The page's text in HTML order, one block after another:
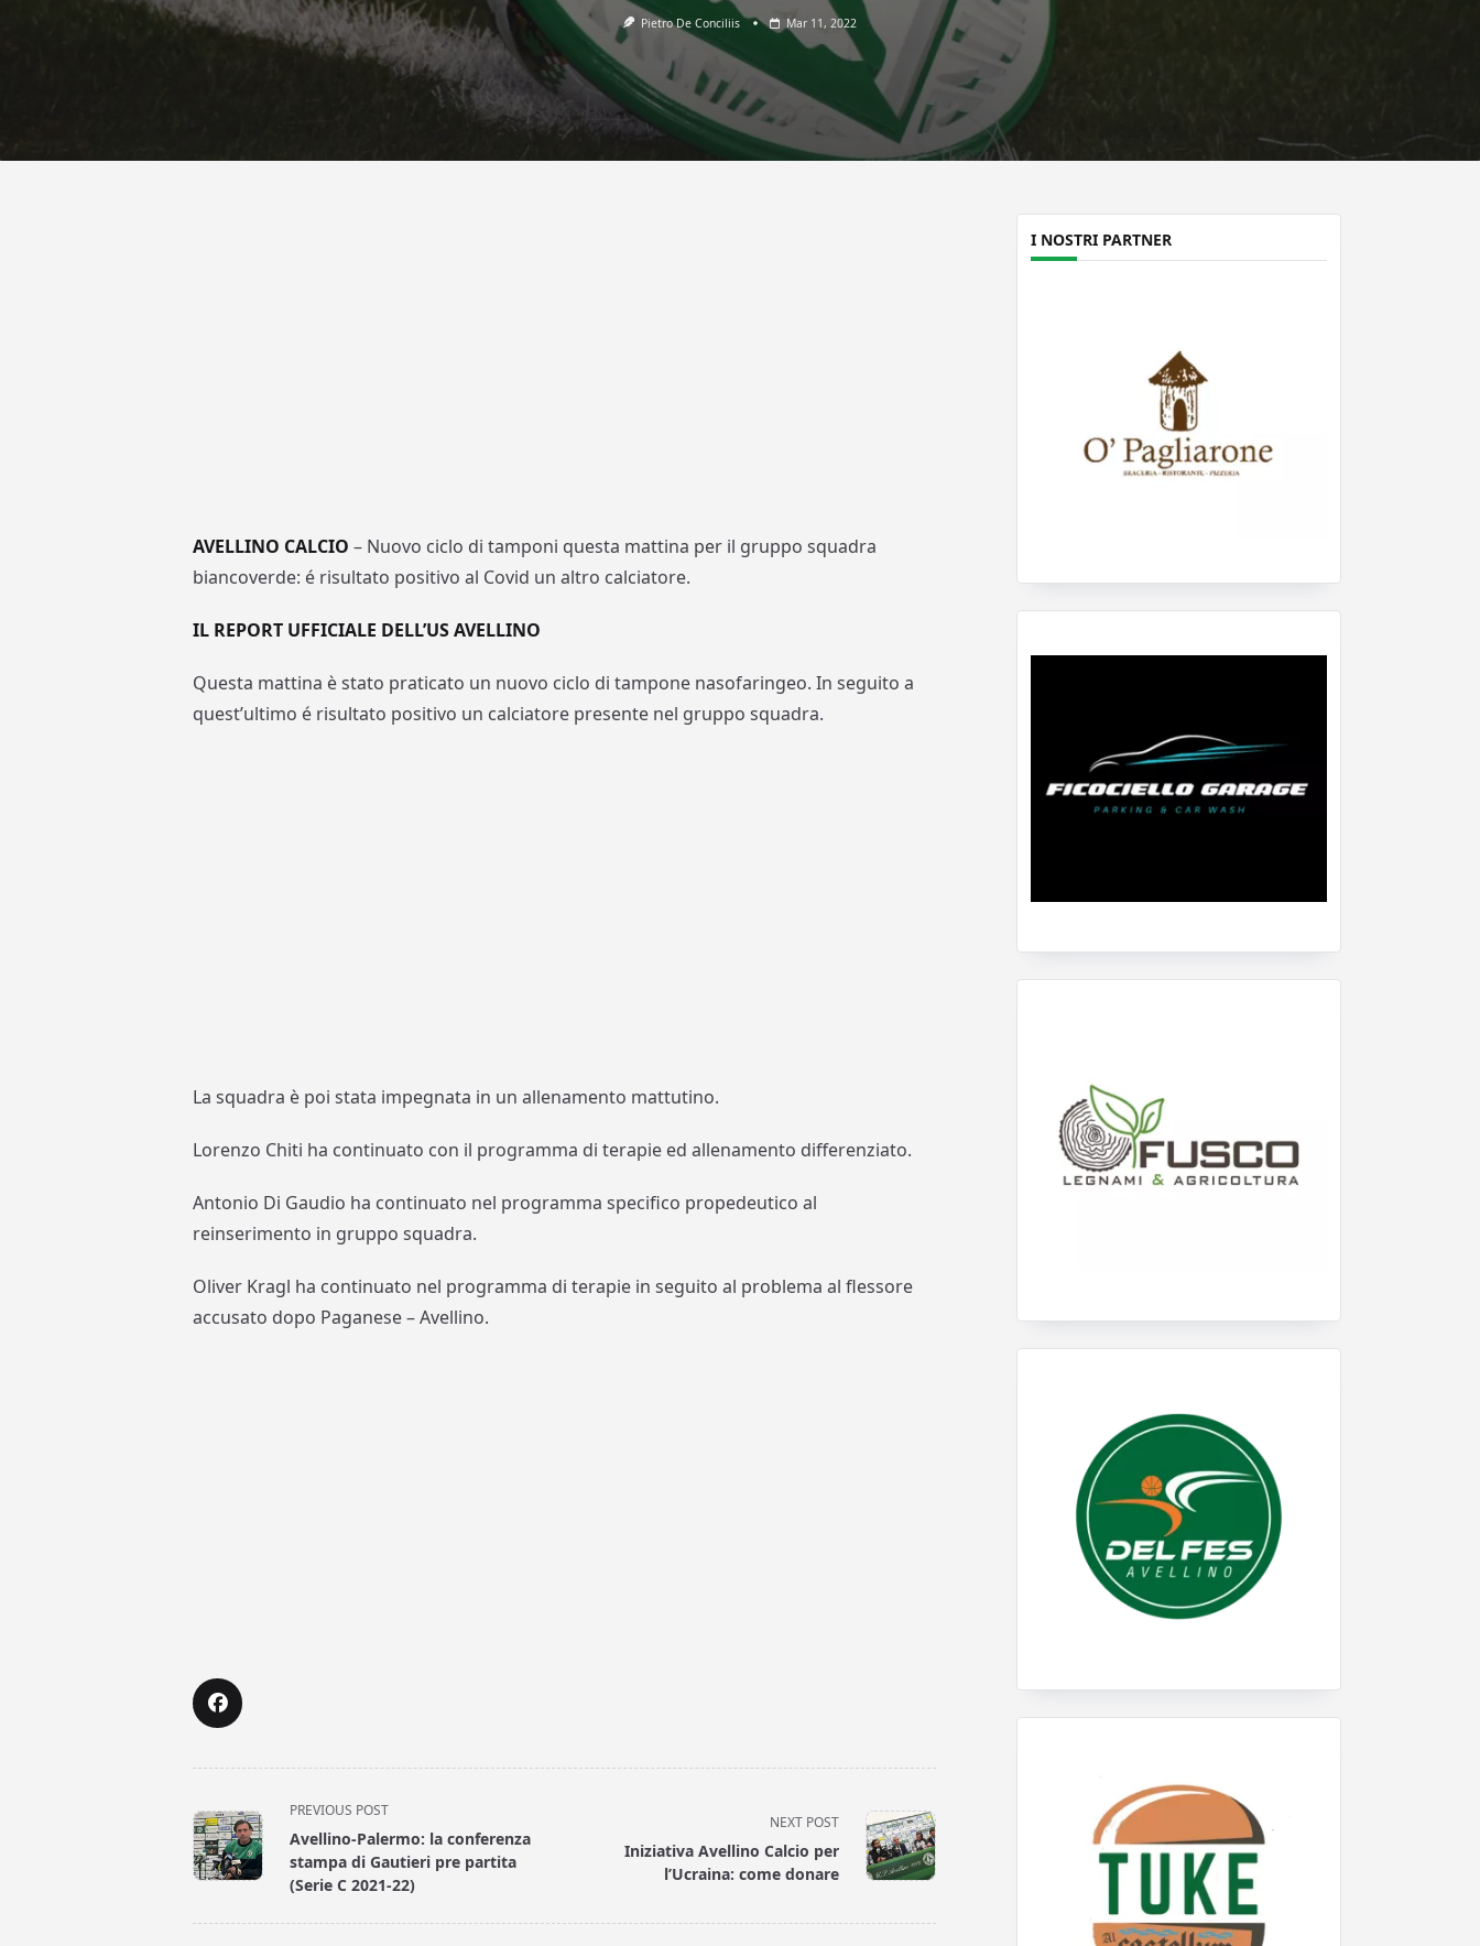
Pietro De Conciliis Mar 11, 2022
AVELLINO CALCIO – Nuovo ciclo di tamponi questa mattina per il gruppo squadra
biancoverde: é risultato positivo al Covid un altro calciatore.
IL REPORT UFFICIALE DELL’US AVELLINO
Questa mattina è stato praticato un nuovo ciclo di tampone nasofaringeo. In seguito a
quest’ultimo é risultato positivo un calciatore presente nel gruppo squadra.
La squadra è poi stata impegnata in un allenamento mattutino.
Lorenzo Chiti ha continuato con il programma di terapie ed allenamento differenziato.
Antonio Di Gaudio ha continuato nel programma specifico propedeutico al
reinserimento in gruppo squadra.
Oliver Kragl ha continuato nel programma di terapie in seguito al problema al flessore
accusato dopo Paganese – Avellino.
<span
class="nav-
subtitle
screen-
PREVIOUS POST
Avellino-Palermo: la conferenza
stampa di Gautieri pre partita
(Serie C 2021-22)
NEXT POST
Iniziativa Avellino Calcio per
l’Ucraina: come donare
I NOSTRI PARTNER